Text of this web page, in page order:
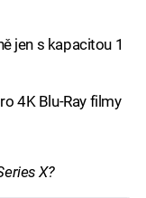
jen s kapacitou 1
4K Blu-Ray filmy
X?